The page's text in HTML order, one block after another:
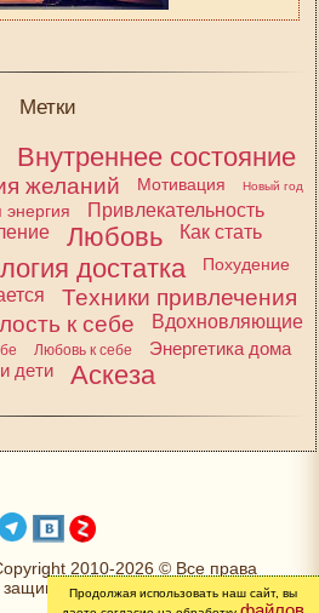
Метки
Внутреннее состояние
желаний Мотивация Новый год
энергия
Привлекательность
Любовь
Как стать
достатка
Похудение
Техники привлечения
к себе
Вдохновляющие
Любовь к себе
Энергетика дома
дети
Аскеза
2010-2026 © Все права
защищеныПродолжая использовать наш сайт, вы